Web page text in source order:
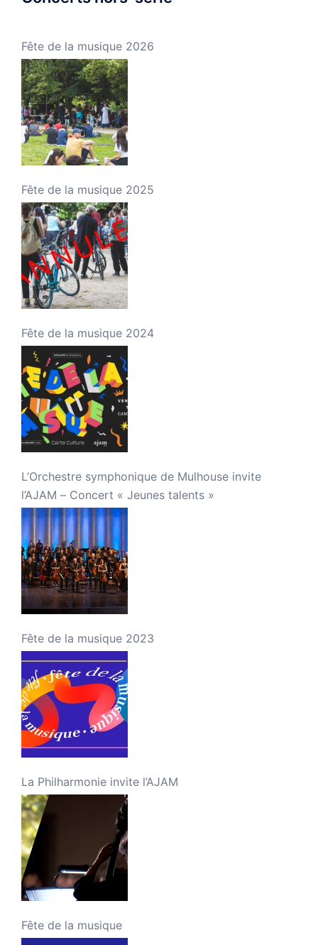
Fête de la musique 2026
Fête de la musique 2025
Fête de la musique 2024
L’Orchestre symphonique de Mulhouse invite
l’AJAM – Concert « Jeunes talents »
Fête de la musique 2023
La Philharmonie invite l’AJAM
Fête de la musique